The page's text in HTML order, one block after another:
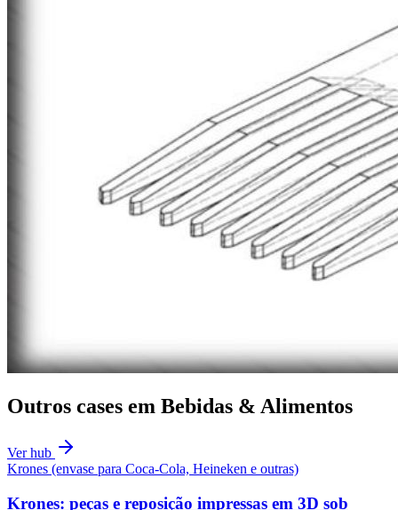
Outros cases em Bebidas & Alimentos
Ver hub
Krones (envase para Coca-Cola, Heineken e outras)
Krones: peças e reposição impressas em 3D sob